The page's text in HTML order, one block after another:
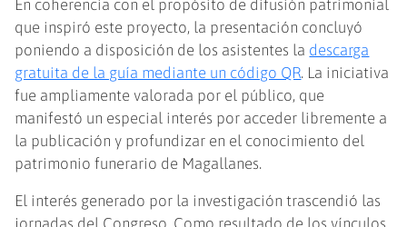
En coherencia con el propósito de difusión patrimonial
que inspiró este proyecto, la presentación concluyó
poniendo a disposición de los asistentes la descarga
gratuita de la guía mediante un código QR. La iniciativa
fue ampliamente valorada por el público, que
manifestó un especial interés por acceder libremente a
la publicación y profundizar en el conocimiento del
patrimonio funerario de Magallanes.
El interés generado por la investigación trascendió las